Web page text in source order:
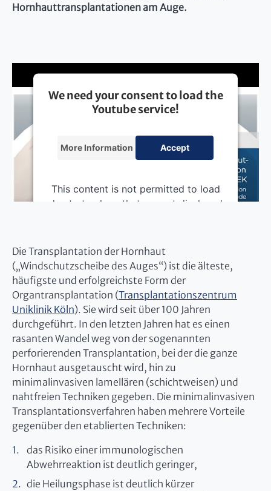
Hornhauttransplantationen am Auge.
We need your consent to load the
Youtube service!
This content is not permitted to load
due to trackers that are not disclosed
CMP to add this content to the list of
technologies used.
More Information Accept
Powered byUsercentrics Consent
Management Platform
Die Transplantation der Hornhaut
(„Windschutzscheibe des Auges“) ist die älteste,
häufigste und erfolgreichste Form der
Organtransplantation (Transplantationszentrum
Uniklinik Köln). Sie wird seit über 100 Jahren
durchgeführt. In den letzten Jahren hat es einen
rasanten Wandel weg von der sogenannten
perforierenden Transplantation, bei der die ganze
Hornhaut ausgetauscht wird, hin zu
minimalinvasiven lamellären (schichtweisen) und
nahtfreien Techniken gegeben. Die minimalinvasiven
Transplantationsverfahren haben mehrere Vorteile
gegenüber den etablierten Techniken:
das Risiko einer immunologischen
Abwehrreaktion ist deutlich geringer,
die Heilungsphase ist deutlich kürzer